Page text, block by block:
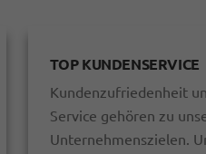
TOP KUNDENSERVICE
Kundenzufriedenheit
Service gehören zu
Unternehmenszielen.